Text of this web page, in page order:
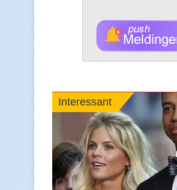
Interessant